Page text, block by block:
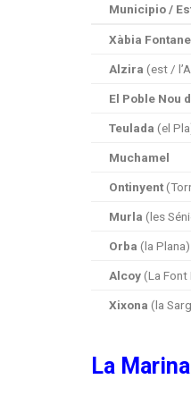
Municipio /
Xàbia
Alzira (est /
El Poble Nou
Teulada (el
Muchamel
Ontinyent
Murla (les
Orba (la Plana)
Alcoy(La Font
Xixona (la
La